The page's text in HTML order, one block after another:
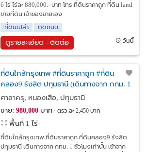
6 ไร่ ไร่ละ 880,000.- บาท โทร.ที่ดินราคาถูก ที่ดิน land
ขายที่ดิน เจ้าของขายเอง
ที่ดินเปล่า
ติดถนน
ดูรายละเอียด - ติดต่อ วันนี้
ที่ดินใกล้กรุงเทพ #ที่ดินราคาถูก #ที่ดิน
คลอง9 รังสิต ปทุมธานี (เดินทางจาก กทม. 1
ชั่วโมงเท่านั้น เข้าจากถนนรังสิต นครนายก 4
ศาลาครุ, หนองเสือ, ปทุมธานี
ขาย: 980,000บาท ตรว.ละ 2,450 บาท
พื้นที่ 1 ไร่
ที่ดินใกล้กรุงเทพ ที่ดินราคาถูก ที่ดินคลอง9 รังสิต
ปทุมธานี เดินทางจาก กทม. 1 ชั่วโมงเท่านั้น เข้าจาก